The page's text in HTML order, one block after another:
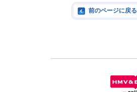
前のページに戻る